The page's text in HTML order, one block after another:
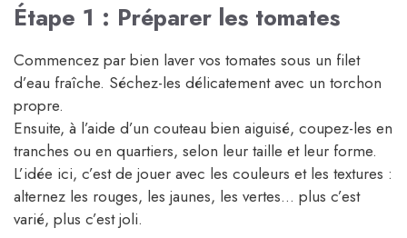
Étape 1 : Préparer les tomates
Commencez par bien laver vos tomates sous un filet
d’eau fraîche. Séchez-les délicatement avec un torchon
propre.
Ensuite, à l’aide d’un couteau bien aiguisé, coupez-les en
tranches ou en quartiers, selon leur taille et leur forme.
L’idée ici, c’est de jouer avec les couleurs et les textures :
alternez les rouges, les jaunes, les vertes… plus c’est
varié, plus c’est joli.